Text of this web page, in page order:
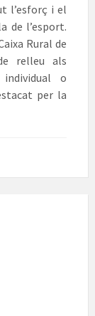
l’esforç i el
de l’esport.
Rural de
relleu als
o
per la